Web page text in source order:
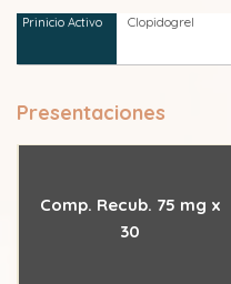
Clopidogrel
Presentaciones
Comp. Recub. 75 mg x
30